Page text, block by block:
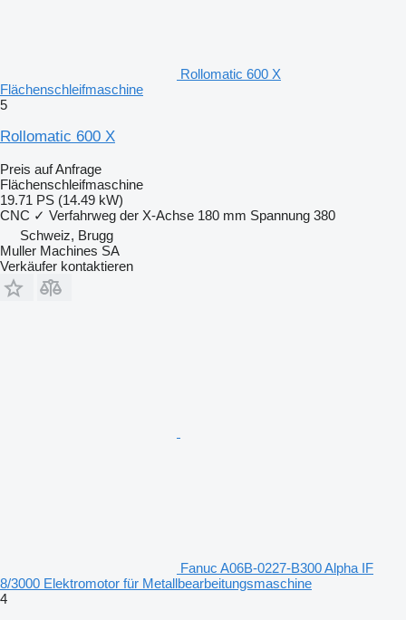
Rollomatic 600 X
Flächenschleifmaschine
5
Rollomatic 600 X
Preis auf Anfrage
Flächenschleifmaschine
19.71 PS (14.49 kW)
CNC ✓ Verfahrweg der X-Achse 180 mm Spannung 380
Schweiz, Brugg
Muller Machines SA
Verkäufer kontaktieren
Fanuc A06B-0227-B300 Alpha IF
8/3000 Elektromotor für Metallbearbeitungsmaschine
4